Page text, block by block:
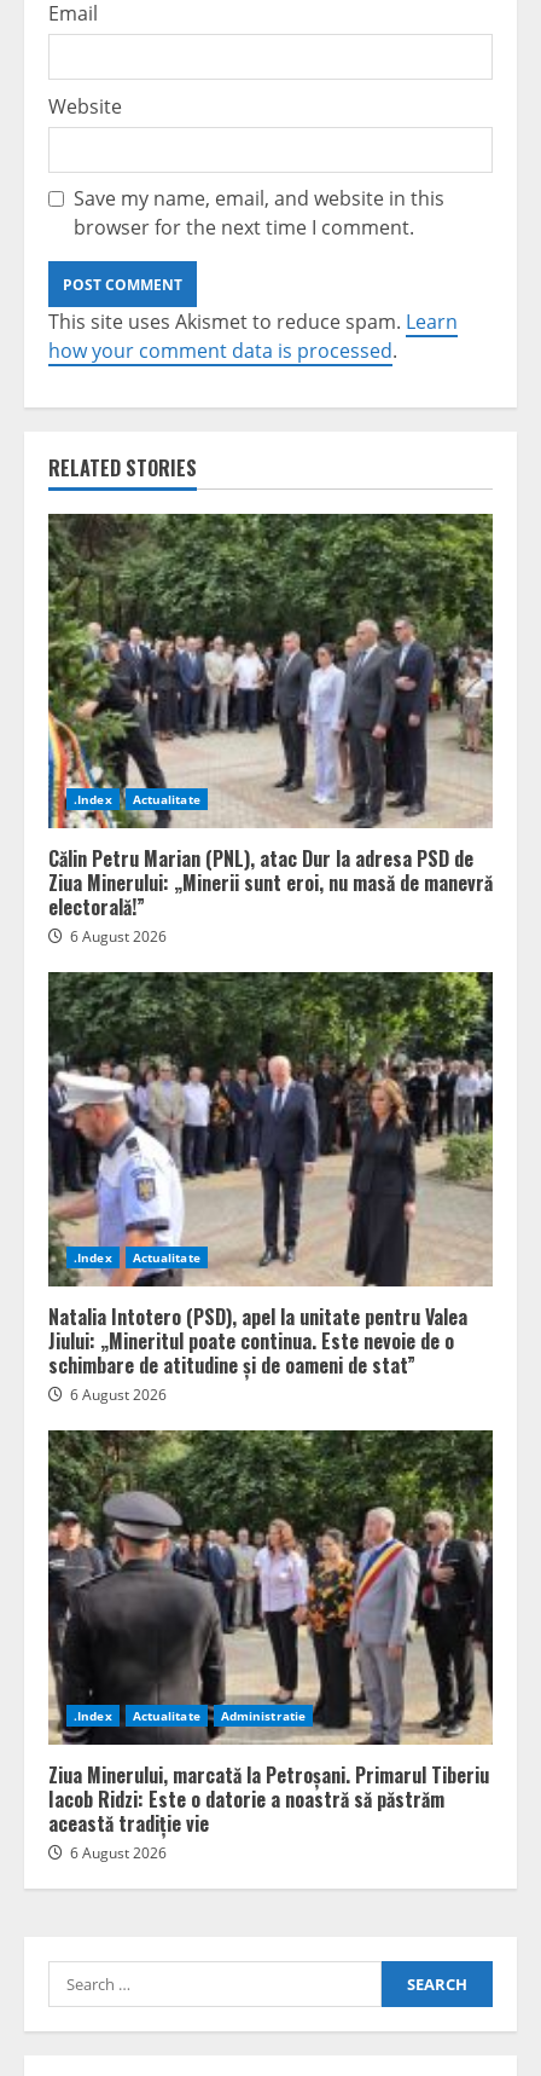
Email
Website
Save my name, email, and website in this
browser for the next time I comment.
This site uses Akismet to reduce spam. Learn
how your comment data is processed.
RELATED STORIES
.Index Actualitate
Călin Petru Marian (PNL), atac Dur la adresa PSD de
Ziua Minerului: „Minerii sunt eroi, nu masă de manevră
electorală!”
6 August 2026
.Index Actualitate
Natalia Intotero (PSD), apel la unitate pentru Valea
Jiului: „Mineritul poate continua. Este nevoie de o
schimbare de atitudine și de oameni de stat”
6 August 2026
.Index Actualitate Administratie
Ziua Minerului, marcată la Petroșani. Primarul Tiberiu
Iacob Ridzi: Este o datorie a noastră să păstrăm
această tradiție vie
6 August 2026
Search
for: